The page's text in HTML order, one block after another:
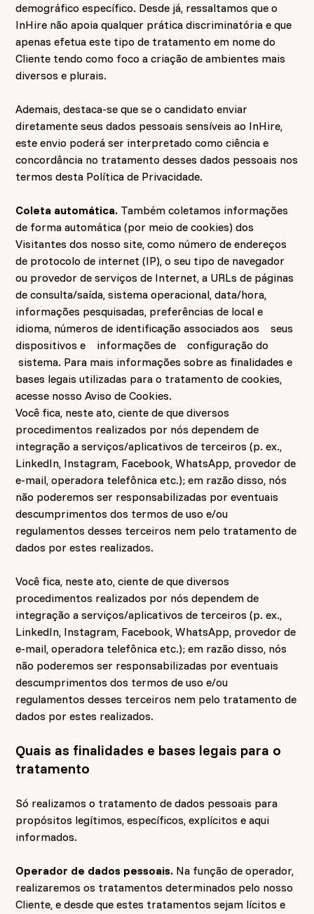
demográfico específico. Desde já, ressaltamos que o
InHire não apoia qualquer prática discriminatória e que
apenas efetua este tipo de tratamento em nome do
Cliente tendo como foco a criação de ambientes mais
diversos e plurais.
Ademais, destaca-se que se o candidato enviar
diretamente seus dados pessoais sensíveis ao InHire,
este envio poderá ser interpretado como ciência e
concordância no tratamento desses dados pessoais nos
termos desta Política de Privacidade.
Coleta automática. Também coletamos informações
de forma automática (por meio de cookies) dos
Visitantes dos nosso site, como número de endereços
de protocolo de internet (IP), o seu tipo de navegador
ou provedor de serviços de Internet, a URLs de páginas
de consulta/saída, sistema operacional, data/hora,
informações pesquisadas, preferências de local e
idioma, números de identificação associados aos seus
dispositivos e informações de configuração do
sistema. Para mais informações sobre as finalidades e
bases legais utilizadas para o tratamento de cookies,
acesse nossoAviso de Cookies.
Você fica, neste ato, ciente de que diversos
procedimentos realizados por nós dependem de
integração a serviços/aplicativos de terceiros (p. ex.,
LinkedIn, Instagram, Facebook, WhatsApp, provedor de
e-mail, operadora telefônica etc.); em razão disso, nós
não poderemos ser responsabilizadas por eventuais
descumprimentos dos termos de uso e/ou
regulamentos desses terceiros nem pelo tratamento de
dados por estes realizados.
Você fica, neste ato, ciente de que diversos
procedimentos realizados por nós dependem de
integração a serviços/aplicativos de terceiros (p. ex.,
LinkedIn, Instagram, Facebook, WhatsApp, provedor de
e-mail, operadora telefônica etc.); em razão disso, nós
não poderemos ser responsabilizadas por eventuais
descumprimentos dos termos de uso e/ou
regulamentos desses terceiros nem pelo tratamento de
dados por estes realizados.
Quais as finalidades e bases legais para o
tratamento
Só realizamos o tratamento de dados pessoais para
propósitos legítimos, específicos, explícitos e aqui
informados.
Operador de dados pessoais. Na função de operador,
realizaremos os tratamentos determinados pelo nosso
Cliente, e desde que estes tratamentos sejam lícitos e